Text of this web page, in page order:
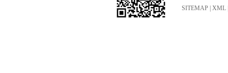
SITEMAP
XML